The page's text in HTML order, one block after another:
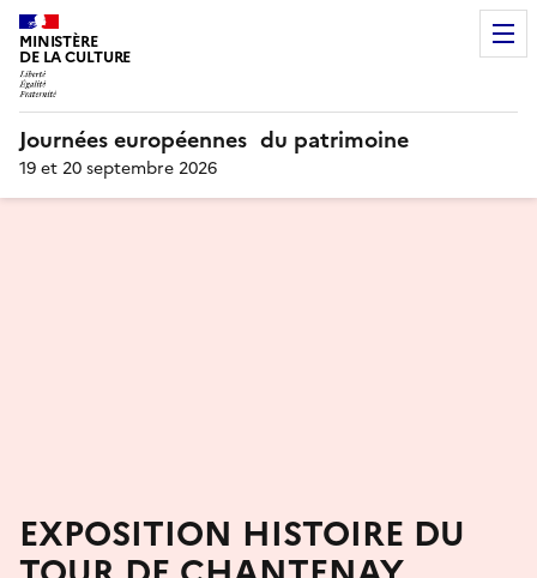
MINISTÈRE
DE LA CULTURE
Journées européennes du patrimoine
19 et 20 septembre 2026
EXPOSITION HISTOIRE DU